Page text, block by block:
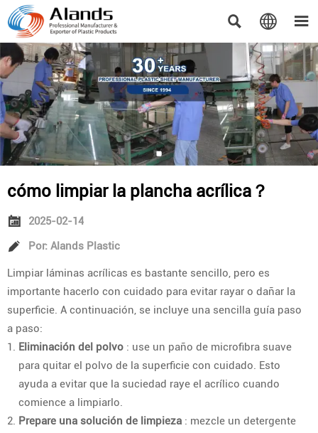
  
cómo limpiar la plancha acrílica？
 2025-02-14
 Por: Alands Plastic
Limpiar láminas acrílicas es bastante sencillo, pero es
importante hacerlo con cuidado para evitar rayar o dañar la
superficie. A continuación, se incluye una sencilla guía paso
a paso:
Eliminación del polvo : use un paño de microfibra suave
para quitar el polvo de la superficie con cuidado. Esto
ayuda a evitar que la suciedad raye el acrílico cuando
comience a limpiarlo.
Prepare una solución de limpieza : mezcle un detergente